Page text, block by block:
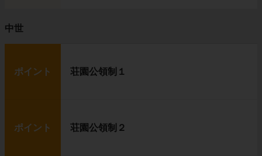
中世
ポイント 荘園公領制１
ポイント 荘園公領制２